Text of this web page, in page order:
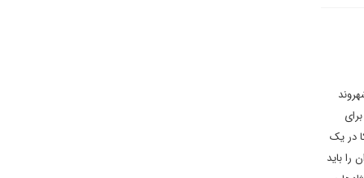
برای دیپلماسی ایرانی می‌نویسد: تهاجم اسرائیل به ایران و کشتار وحشیانه بیش از ۱۱۰۰ شهروند
در یک
را باید